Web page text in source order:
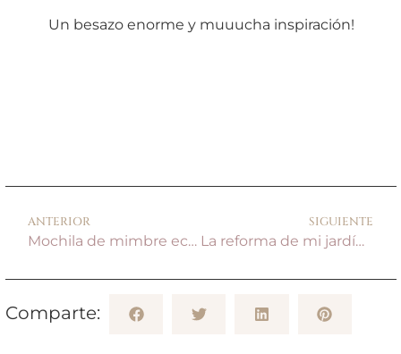
Un besazo enorme y muuucha inspiración!
ANTERIOR
Mochila de mimbre ecológica para Mollie Makes
SIGUIENTE
La reforma de mi jardín y un rico appetizer board!
Comparte: